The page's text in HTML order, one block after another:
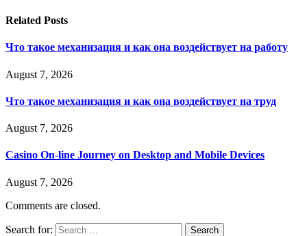
Related Posts
Что такое механизация и как она воздействует на работу
August 7, 2026
Что такое механизация и как она воздействует на труд
August 7, 2026
Casino On-line Journey on Desktop and Mobile Devices
August 7, 2026
Comments are closed.
Search for: